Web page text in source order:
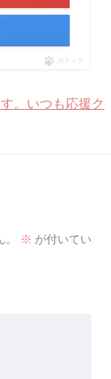
ポチップ
。いつも応援ク
※ が付いてい